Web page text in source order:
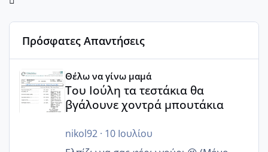
Πρόσφατες Απαντήσεις
Θέλω να γίνω μαμά
Του Ιούλη τα τεστάκια θα
βγάλουνε χοντρά μπουτάκια
nikol92· 10 Ιουλίου